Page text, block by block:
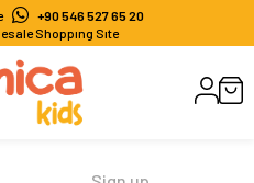
+90 546 527 65 20
Shoppıng Sıte